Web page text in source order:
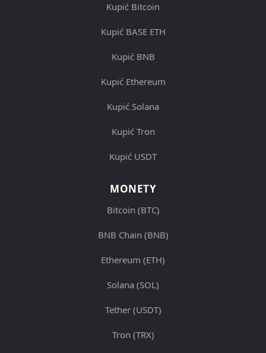
Kupić Bitcoin
Kupić BASE ETH
Kupić BNB
Kupić Ethereum
Kupić Solana
Kupić Tron
Kupić USDT
MONETY
Bitcoin (BTC)
BNB Chain (BNB)
Ethereum (ETH)
Solana (SOL)
Tether (USDT)
Tron (TRX)